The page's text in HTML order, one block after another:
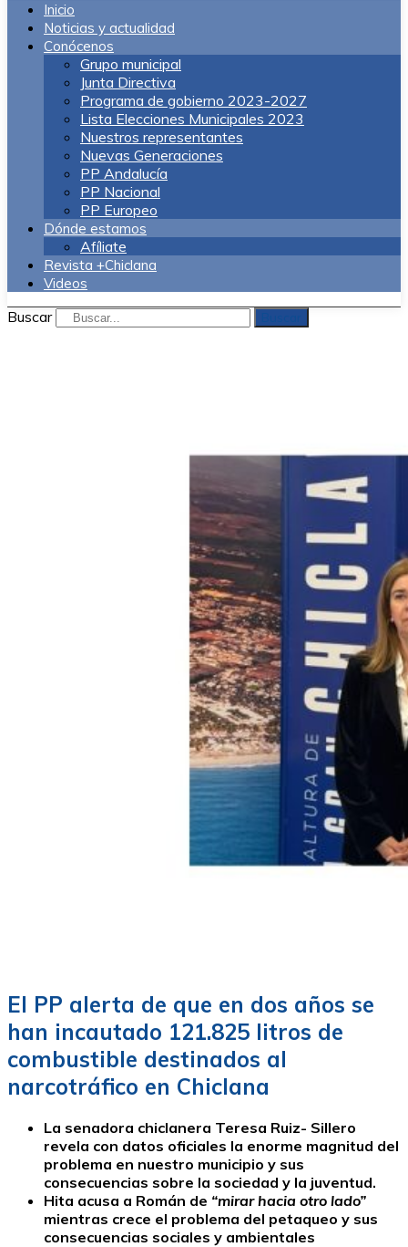
Inicio
Noticias y actualidad
Conócenos
Grupo municipal
Junta Directiva
Programa de gobierno 2023-2027
Lista Elecciones Municipales 2023
Nuestros representantes
Nuevas Generaciones
PP Andalucía
PP Nacional
PP Europeo
Dónde estamos
Afíliate
Revista +Chiclana
Videos
Buscar
El PP alerta de que en dos años se
han incautado 121.825 litros de
combustible destinados al
narcotráfico en Chiclana
La senadora chiclanera Teresa Ruiz- Sillero
revela con datos oficiales la enorme magnitud del
problema en nuestro municipio y sus
consecuencias sobre la sociedad y la juventud.
Hita acusa a Román de “mirar hacia otro lado”
mientras crece el problema del petaqueo y sus
consecuencias sociales y ambientales